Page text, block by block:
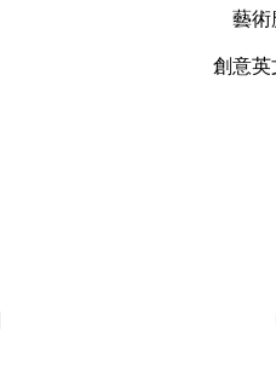
藝術
創意英